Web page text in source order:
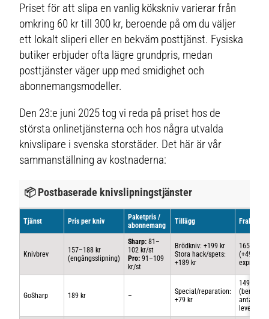
Priset för att slipa en vanlig kökskniv varierar från
omkring 60 kr till 300 kr, beroende på om du väljer
ett lokalt sliperi eller en bekväm posttjänst. Fysiska
butiker erbjuder ofta lägre grundpris, medan
posttjänster väger upp med smidighet och
abonnemangsmodeller.
Den 23:e juni 2025 tog vi reda på priset hos de
största onlinetjänsterna och hos några utvalda
knivslipare i svenska storstäder. Det här är vår
sammanställning av kostnaderna:
📦 Postbaserade knivslipningstjänster
Tjänst Pris per kniv
Paketpris /
abonnemang
Tillägg
Knivbrev
157–188 kr
(engångsslipning)
Sharp: 81–
102 kr/st
Pro: 91–109
kr/st
Brödkniv: +199 kr
Stora hack/spets:
+189 kr
165–189
(+49 kr
express)
GoSharp 189 kr –
Special/reparation:
+79 kr
149–599
antal och